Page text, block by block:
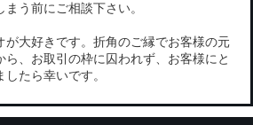
う前にご相談下さい。
が大好きです。折角のご縁でお客様の元
、お取引の枠に囚われず、お客様にと
たら幸いです。